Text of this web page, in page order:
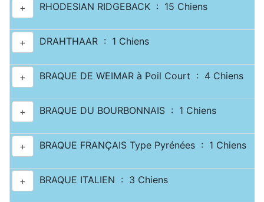
+ RHODESIAN RIDGEBACK : 15 Chiens
+ DRAHTHAAR : 1 Chiens
+ BRAQUE DE WEIMAR à Poil Court : 4 Chiens
+ BRAQUE DU BOURBONNAIS : 1 Chiens
+ BRAQUE FRANÇAIS Type Pyrénées : 1 Chiens
+ BRAQUE ITALIEN : 3 Chiens